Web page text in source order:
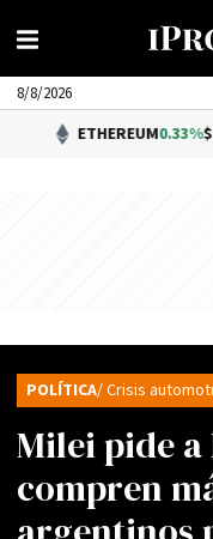
8/8/2026
ETHEREUM0.33%$1,921.71
Milei pide a
compren
POLÍTICA/ Crisis